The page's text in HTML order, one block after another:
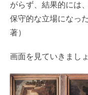
がらず、結果的には
保守的な立場になっ
著）
画面を見ていきましょ